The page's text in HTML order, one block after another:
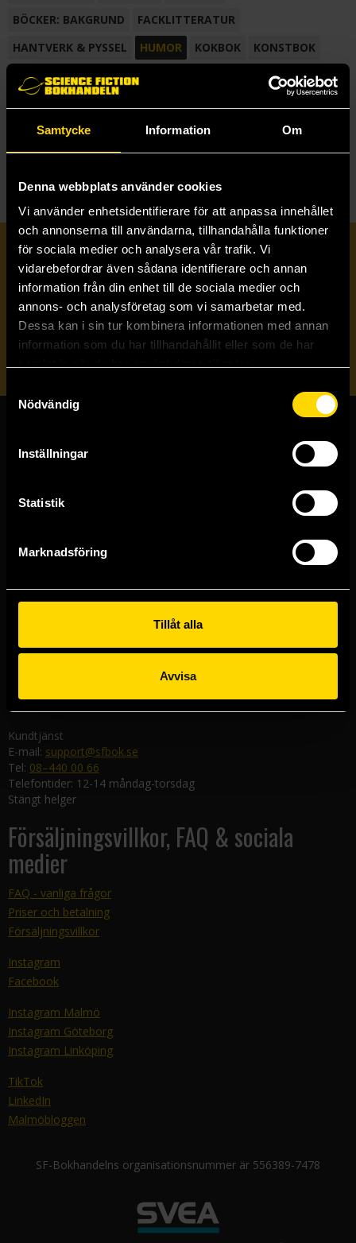
Samtycke Information Om
Denna webbplats använder cookies
Vi använder enhetsidentifierare för att anpassa innehållet
och annonserna till användarna, tillhandahålla funktioner
för sociala medier och analysera vår trafik. Vi
vidarebefordrar även sådana identifierare och annan
information från din enhet till de sociala medier och
annons- och analysföretag som vi samarbetar med.
Dessa kan i sin tur kombinera informationen med annan
information som du har tillhandahållit eller som de har
Nödvändig
Inställningar
Statistik
Marknadsföring
Tillåt alla
Avvisa
BÖCKER: BAKGRUND
FACKLITTERATUR
HANTVERK & PYSSEL
HUMOR KOKBOK
KONSTBOK
KORTROMAN
LÄROBOK
NOVELL
SAMLINGSVOLYM
TECKNA & MÅLA TECKNAD SERIE
Prenumerera på vårt nyhetsbrev
Veckobrevet
Skicka
Butiker & kundtjänst
Västerlånggatan 48
Göteborgsbutiken
Kungsgatan 19
Malmöbutiken
582 19 Linköping
Kundtjänst
E-mail: support@sfbok.se
Tel: 08–440 00 66
Telefontider: 12-14 måndag-torsdag
Stängt helger
Försäljningsvillkor, FAQ & sociala
medier
FAQ - vanliga frågor
Priser och betalning
Försäljningsvillkor
Instagram
Facebook
Instagram Malmö
Instagram Göteborg
Instagram Linköping
TikTok
LinkedIn
Malmöbloggen
SF-Bokhandelns organisationsnummer är 556389-7478